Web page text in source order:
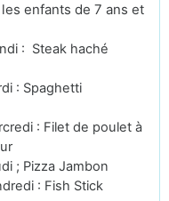
enfants de 7 ans et
: Steak haché
poulet à
Stick